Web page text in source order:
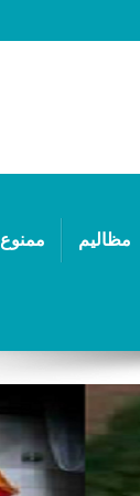
مظاليم ممنوع